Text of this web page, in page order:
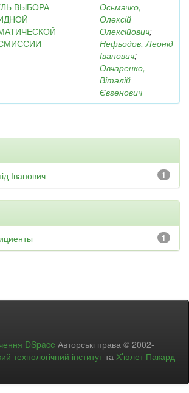
ВЫБОРА
Осьмачко,
Олексій
Олексійович;
Нефьодов, Леонід
Іванович;
Овчаренко,
Віталій
Євгенович
1
Іванович
1
DSpace Авторські права © 2002-
технологічний інститут та Х’юлет Пакард -